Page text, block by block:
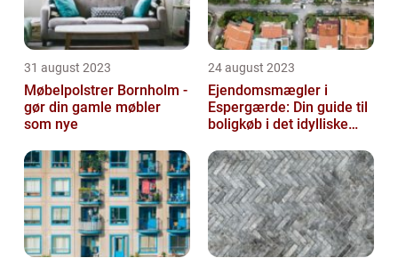
31 august 2023
Møbelpolstrer Bornholm -
gør din gamle møbler
som nye
24 august 2023
Ejendomsmægler i
Espergærde: Din guide til
boligkøb i det idylliske